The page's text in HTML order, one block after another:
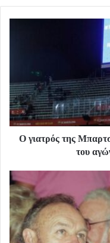
Ο γιατρός της
του